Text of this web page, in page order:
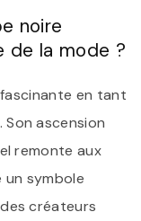
noire
de la mode ?
en tant
ascension
remonte aux
un symbole
créateurs